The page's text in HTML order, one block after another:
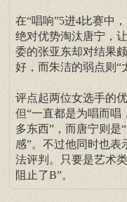
在“唱响”5进4比赛中
绝对优势淘汰唐宁，
委的张亚东却对结果
好，而朱洁的弱点则“
评点起两位女选手的
但“一直都是为唱而唱
多东西”，而唐宁则是
感”。不过他同时也表
法评判。只要是艺术
阻止了B”。